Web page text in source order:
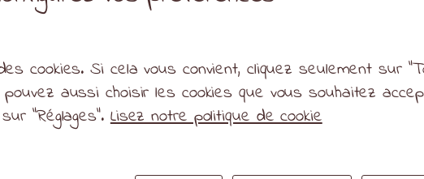
(édité le
cookies. Si cela vous convient, cliquez seulement sur
pouvez aussi choisir les cookies que vous souhaitez
"Réglages".Lisez notre politique de cookie